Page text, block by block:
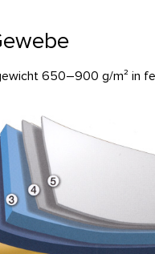
650–900 g/m² in